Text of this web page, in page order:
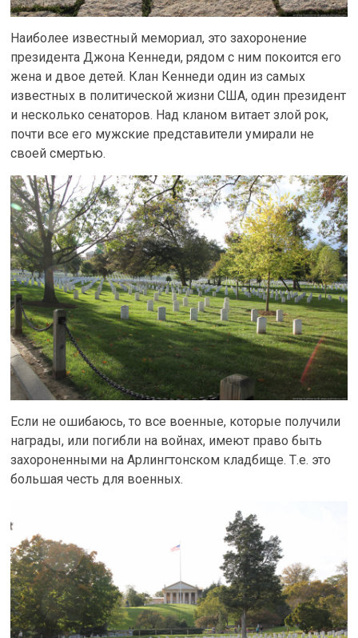
Наиболее известный мемориал, это захоронение
президента Джона Кеннеди, рядом с ним покоится его
жена и двое детей. Клан Кеннеди один из самых
известных в политической жизни США, один президент
и несколько сенаторов. Над кланом витает злой рок,
почти все его мужские представители умирали не
своей смертью.
Если не ошибаюсь, то все военные, которые получили
награды, или погибли на войнах, имеют право быть
захороненными на Арлингтонском кладбище. Т.е. это
большая честь для военных.